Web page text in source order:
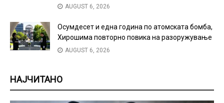
AUGUST 6, 2026
Осумдесет и една година по атомската бомба,
Хирошима повторно повика на разоружување
AUGUST 6, 2026
НАЈЧИТАНО